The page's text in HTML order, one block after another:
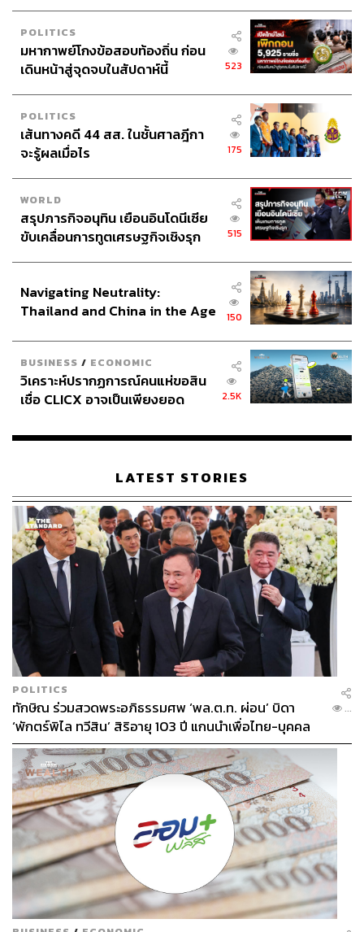
POLITICS
มหากาพย์โกงข้อสอบท้องถิ่น ก่อน
เดินหน้าสู่จุดจบในสัปดาห์นี้
523
POLITICS
เส้นทางคดี 44 สส. ในชั้นศาลฎีกา
จะรู้ผลเมื่อไร
175
WORLD
สรุปภารกิจอนุทิน เยือนอินโดนีเซีย
ขับเคลื่อนการทูตเศรษฐกิจเชิงรุก
515
Navigating Neutrality:
Thailand and China in the Age
150
BUSINESS / ECONOMIC
วิเคราะห์ปรากฏการณ์คนแห่ขอสิน
เชื่อ CLICX อาจเป็นเพียงยอด
เรือนไทยที่ถูกซุกไว้
2.5K
LATEST STORIES
POLITICS
ทักษิณ ร่วมสวดพระอภิธรรมศพ ‘พล.ต.ท. ผ่อน’ บิดา
‘พักตร์พิไล ทวีสิน’ สิริอายุ 103 ปี แกนนำเพื่อไทย-บุคคล
หลากวงการร่วมอาลัย
...